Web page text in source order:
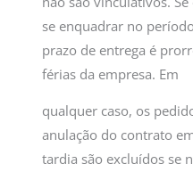
se enquadrar no
prazo de entrega é
férias da empresa. Em
qualquer caso, os
anulação do contrato
tardia são excluídos se